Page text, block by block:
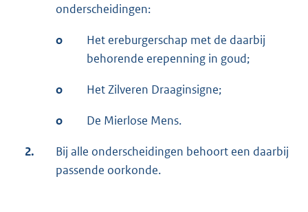
onderscheidingen:
o
Het ereburgerschap met de daarbij
behorende erepenning in goud;
o Het Zilveren Draaginsigne;
o De Mierlose Mens.
2.
Bij alle onderscheidingen behoort een daarbij
passende oorkonde.